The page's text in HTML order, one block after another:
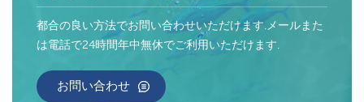
都合の良い方法でお問い合わせいただけます.メールまた
は電話で24時間年中無休でご利用いただけます.
お問い合わせ